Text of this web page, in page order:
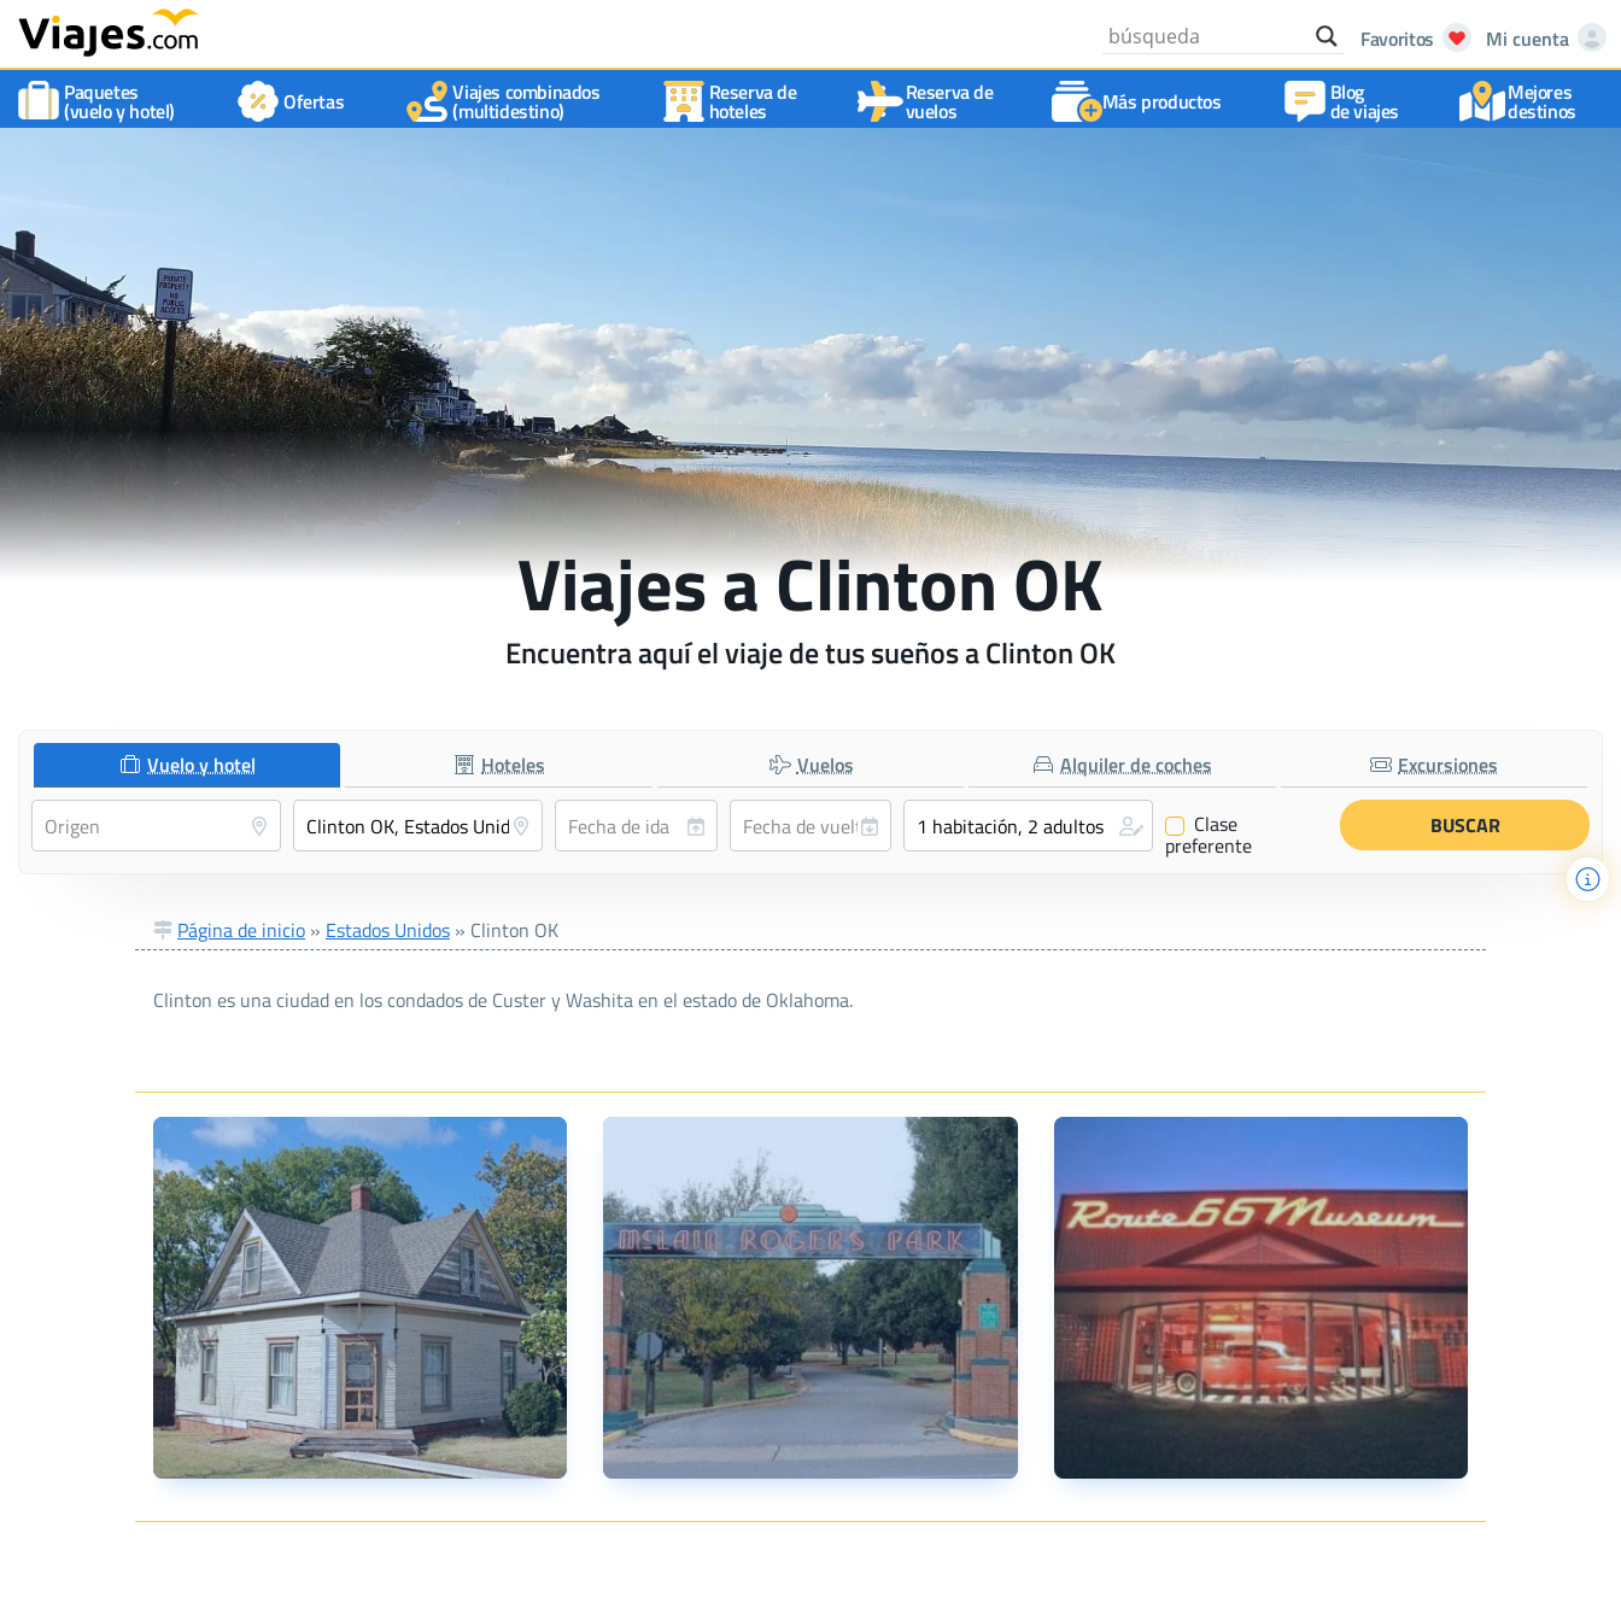
Favoritos
Mi cuenta
Paquetes
(vuelo y hotel) Ofertas Viajes combinados
(multidestino)
Reserva de
hoteles
Reserva de
vuelos Más productos Blog
de viajes
Mejores
destinos
Viajes a Clinton OK
Encuentra aquí el viaje de tus sueños a Clinton OK
Vuelo y hotel Hoteles Vuelos Alquiler de coches Excursiones
✔ Clase
preferente
Página de inicio » Estados Unidos » Clinton OK
Clinton es una ciudad en los condados de Custer y Washita en el estado de Oklahoma.